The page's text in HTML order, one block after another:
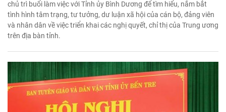
chủ trì buổi làm việc với Tỉnh ủy Bình Dương để tìm hiểu, nắm bắt
tình hình tâm trạng, tư tưởng, dư luận xã hội của cán bộ, đảng viên
và nhân dân về việc triển khai các nghị quyết, chỉ thị của Trung ương
trên địa bàn tỉnh.